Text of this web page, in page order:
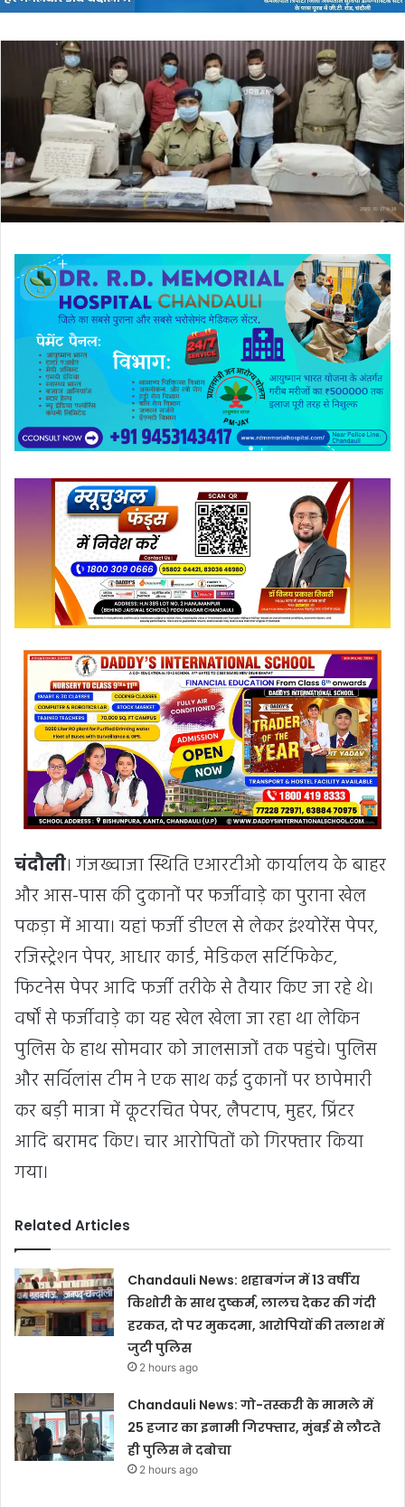
चंदौली। गंजख्वाजा स्थिति एआरटीओ कार्यालय के बाहर
और आस-पास की दुकानों पर फर्जीवाड़े का पुराना खेल
पकड़ा में आया। यहां फर्जी डीएल से लेकर इंश्योरेंस पेपर,
रजिस्ट्रेशन पेपर, आधार कार्ड, मेडिकल सर्टिफिकेट,
फिटनेस पेपर आदि फर्जी तरीके से तैयार किए जा रहे थे।
वर्षों से फर्जीवाड़े का यह खेल खेला जा रहा था लेकिन
पुलिस के हाथ सोमवार को जालसाजों तक पहुंचे। पुलिस
और सर्विलांस टीम ने एक साथ कई दुकानों पर छापेमारी
कर बड़ी मात्रा में कूटरचित पेपर, लैपटाप, मुहर, प्रिंटर
आदि बरामद किए। चार आरोपितों को गिरफ्तार किया
गया।
Related Articles
Chandauli News: शहाबगंज में 13 वर्षीय
किशोरी के साथ दुष्कर्म, लालच देकर की गंदी
हरकत, दो पर मुकदमा, आरोपियों की तलाश में
जुटी पुलिस
2 hours ago
Chandauli News: गो-तस्करी के मामले में
25 हजार का इनामी गिरफ्तार, मुंबई से लौटते
ही पुलिस ने दबोचा
2 hours ago